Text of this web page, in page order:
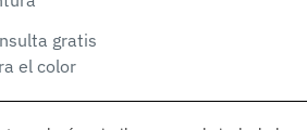
gratis
el color